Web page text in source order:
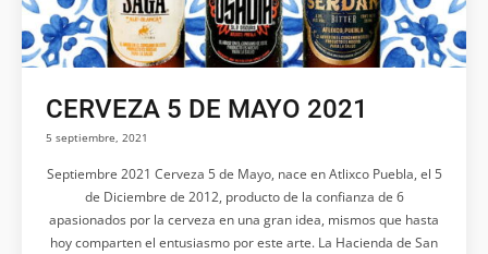
CERVEZA 5 DE MAYO 2021
5 septiembre, 2021
Septiembre 2021 Cerveza 5 de Mayo, nace en Atlixco Puebla, el 5
de Diciembre de 2012, producto de la confianza de 6
apasionados por la cerveza en una gran idea, mismos que hasta
hoy comparten el entusiasmo por este arte. La Hacienda de San